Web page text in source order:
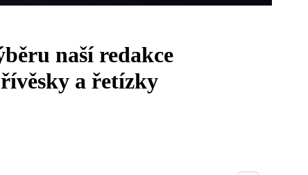
naší redakce
a řetízky